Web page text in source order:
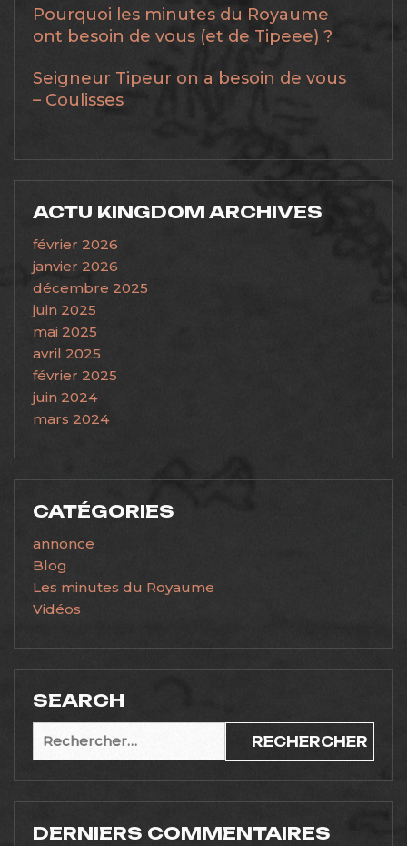
Pourquoi les minutes du Royaume
ont besoin de vous (et de Tipeee) ?
Seigneur Tipeur on a besoin de vous
– Coulisses
ACTU KINGDOM ARCHIVES
février 2026
janvier 2026
décembre 2025
juin 2025
mai 2025
avril 2025
février 2025
juin 2024
mars 2024
CATÉGORIES
annonce
Blog
Les minutes du Royaume
Vidéos
SEARCH
Rechercher :
DERNIERS COMMENTAIRES